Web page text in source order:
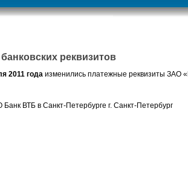
реквизитов
2011 года изменились платежные реквизиты ЗАО
ВТБ в Санкт-Петербурге г. Санкт-Петербург